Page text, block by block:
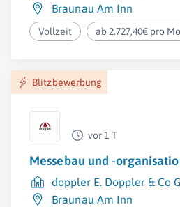
Braunau Am Inn
Vollzeit ab 2.727,40€ pro
Blitzbewerbung
vor 1 T
Messebau und -
doppler E. Doppler & Co
Braunau Am Inn